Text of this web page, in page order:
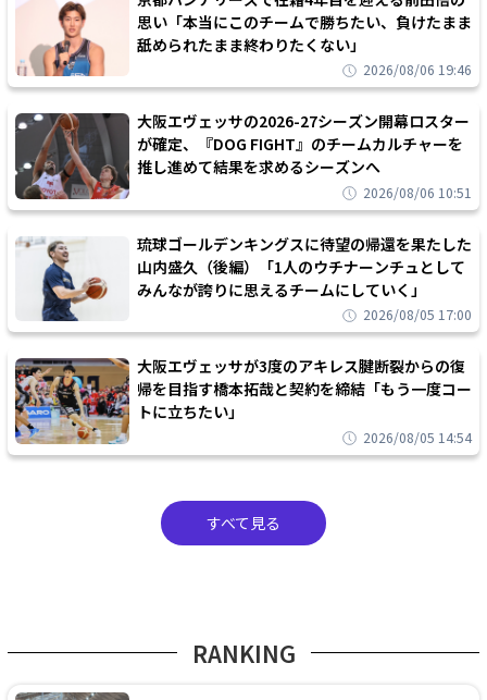
思い「本当にこのチームで勝ちたい、負けたまま
舐められたまま終わりたくない」
2026/08/06 19:46
大阪エヴェッサの2026-27シーズン開幕ロスター
が確定、『DOG FIGHT』のチームカルチャーを
推し進めて結果を求めるシーズンへ
2026/08/06 10:51
琉球ゴールデンキングスに待望の帰還を果たした
山内盛久（後編）「1人のウチナーンチュとして
みんなが誇りに思えるチームにしていく」
2026/08/05 17:00
大阪エヴェッサが3度のアキレス腱断裂からの復
帰を目指す橋本拓哉と契約を締結「もう一度コー
トに立ちたい」
2026/08/05 14:54
すべて見る
RANKING